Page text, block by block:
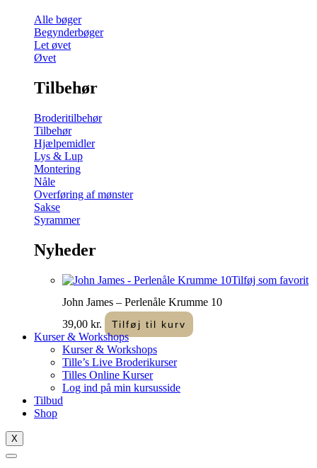
Alle bøger
Begynderbøger
Let øvet
Øvet
Tilbehør
Broderitilbehør
Tilbehør
Hjælpemidler
Lys & Lup
Montering
Nåle
Overføring af mønster
Sakse
Syrammer
Nyheder
Tilføj som favorit
John James – Perlenåle Krumme 10
39,00 kr. Tilføj til kurv
Kurser & Workshops
Kurser & Workshops
Tille’s Live Broderikurser
Tilles Online Kurser
Log ind på min kursusside
Tilbud
Shop
X